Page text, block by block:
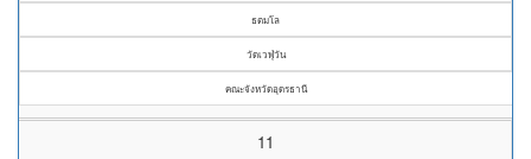
ธตมโล
วัดเวฬุวัน
คณะจังหวัดอุดรธานี
11